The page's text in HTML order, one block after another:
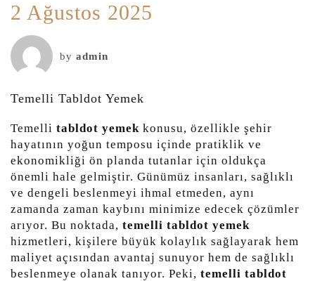
2 Ağustos 2025
by admin
Temelli Tabldot Yemek
Temelli tabldot yemek konusu, özellikle şehir
hayatının yoğun temposu içinde pratiklik ve
ekonomikliği ön planda tutanlar için oldukça
önemli hale gelmiştir. Günümüz insanları, sağlıklı
ve dengeli beslenmeyi ihmal etmeden, aynı
zamanda zaman kaybını minimize edecek çözümler
arıyor. Bu noktada, temelli tabldot yemek
hizmetleri, kişilere büyük kolaylık sağlayarak hem
maliyet açısından avantaj sunuyor hem de sağlıklı
beslenmeye olanak tanıyor. Peki, temelli tabldot